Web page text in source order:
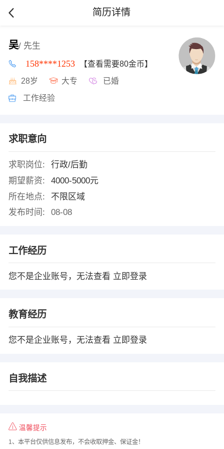
简历详情
吴/ 先生
158****1253 【查看需要80金币】
28岁 大专 已婚
工作经验
求职意向
求职岗位:
行政/后勤
期望薪资:
4000-5000元
所在地点:
不限区域
发布时间:
08-08
工作经历
您不是企业账号，无法查看 立即登录
教育经历
您不是企业账号，无法查看 立即登录
自我描述
温馨提示
1、本平台仅供信息发布，不会收取押金、保证金！